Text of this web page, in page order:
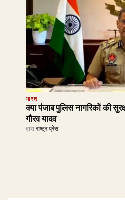
भारत
क्या पंजाब पुलिस नागरिकों की
गौरव यादव
द्वारा राष्ट्र प्रेस